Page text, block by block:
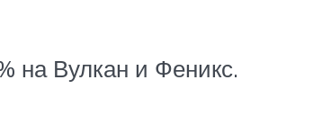
на Вулкан и Феникс.